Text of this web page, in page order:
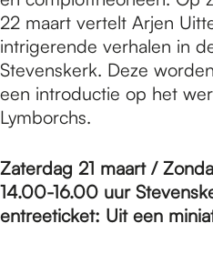
22 maart vertelt Arjen
intrigerende verhalen in
Stevenskerk. Deze
een introductie op het
Lymborchs.
Zaterdag 21 maart /
14.00-16.00 uur
entreeticket: Uit een